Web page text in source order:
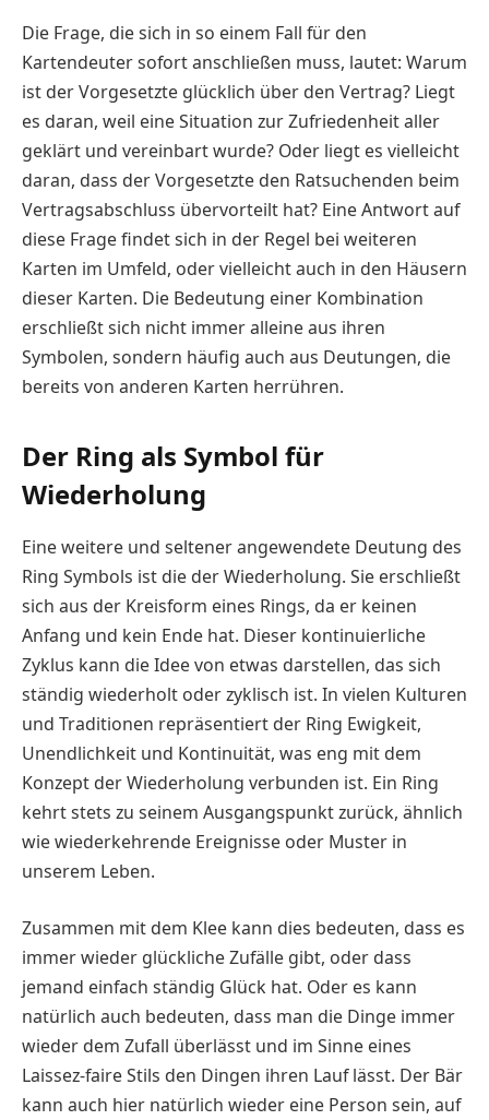
Die Frage, die sich in so einem Fall für den
Kartendeuter sofort anschließen muss, lautet: Warum
ist der Vorgesetzte glücklich über den Vertrag? Liegt
es daran, weil eine Situation zur Zufriedenheit aller
geklärt und vereinbart wurde? Oder liegt es vielleicht
daran, dass der Vorgesetzte den Ratsuchenden beim
Vertragsabschluss übervorteilt hat? Eine Antwort auf
diese Frage findet sich in der Regel bei weiteren
Karten im Umfeld, oder vielleicht auch in den Häusern
dieser Karten. Die Bedeutung einer Kombination
erschließt sich nicht immer alleine aus ihren
Symbolen, sondern häufig auch aus Deutungen, die
bereits von anderen Karten herrühren.
Der Ring als Symbol für
Wiederholung
Eine weitere und seltener angewendete Deutung des
Ring Symbols ist die der Wiederholung. Sie erschließt
sich aus der Kreisform eines Rings, da er keinen
Anfang und kein Ende hat. Dieser kontinuierliche
Zyklus kann die Idee von etwas darstellen, das sich
ständig wiederholt oder zyklisch ist. In vielen Kulturen
und Traditionen repräsentiert der Ring Ewigkeit,
Unendlichkeit und Kontinuität, was eng mit dem
Konzept der Wiederholung verbunden ist. Ein Ring
kehrt stets zu seinem Ausgangspunkt zurück, ähnlich
wie wiederkehrende Ereignisse oder Muster in
unserem Leben.
Zusammen mit dem Klee kann dies bedeuten, dass es
immer wieder glückliche Zufälle gibt, oder dass
jemand einfach ständig Glück hat. Oder es kann
natürlich auch bedeuten, dass man die Dinge immer
wieder dem Zufall überlässt und im Sinne eines
Laissez-faire Stils den Dingen ihren Lauf lässt. Der Bär
kann auch hier natürlich wieder eine Person sein, auf